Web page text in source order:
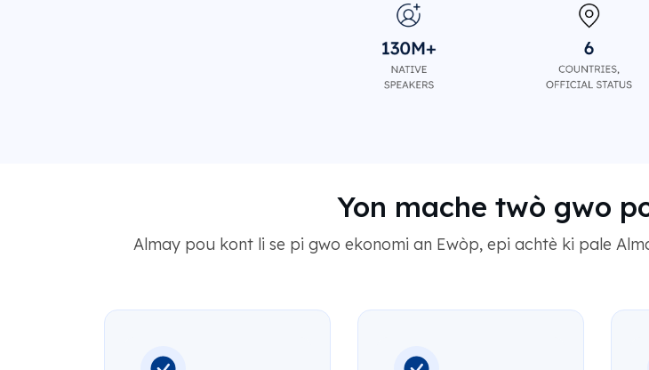
Yon mache twò gwo
Almay pou kont li se pi gwo ekonomi an Ewòp, epi achtè ki pale